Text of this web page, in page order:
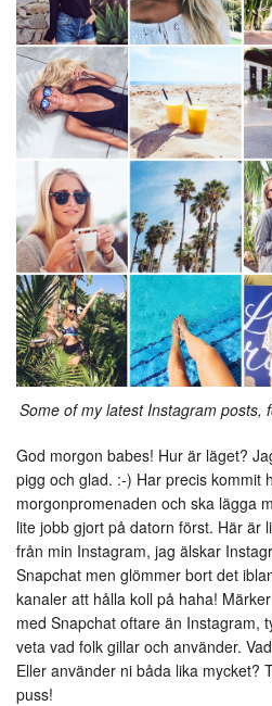
Some of my latest Instagram posts,
God morgon babes! Hur är läget?
pigg och glad. :-) Har precis kommit
morgonpromenaden och ska lägga
lite jobb gjort på datorn först. Här är
från min Instagram, jag älskar
Snapchat men glömmer bort det
kanaler att hålla koll på haha!
med Snapchat oftare än Instagram,
veta vad folk gillar och använder.
Eller använder ni båda lika mycket?
puss!